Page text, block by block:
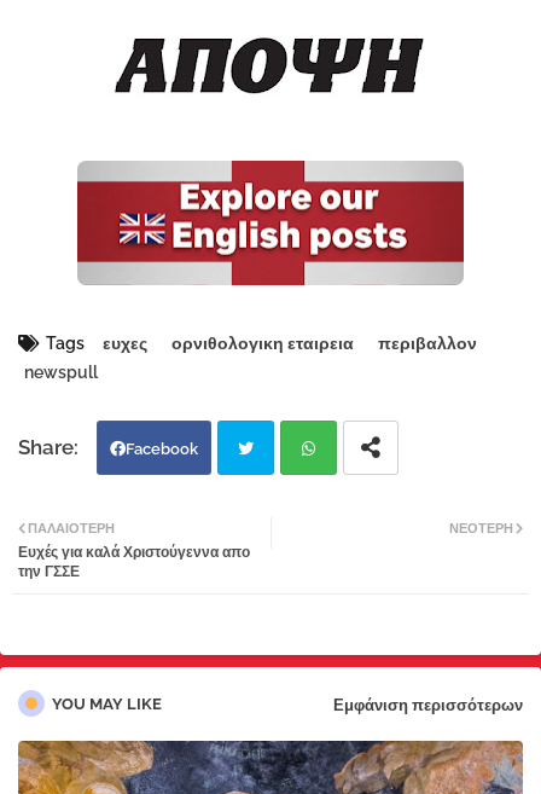
Tags ευχες ορνιθολογικη εταιρεια
περιβαλλον
newspull
Facebook
tter
ΝΕΌΤΕΡΗ
ΠΑΛΑΙΌΤΕΡΗ
Ευχές για καλά Χριστούγεννα απο
την ΓΣΣΕ
YOU MAY LIKE Εμφάνιση περισσότερων